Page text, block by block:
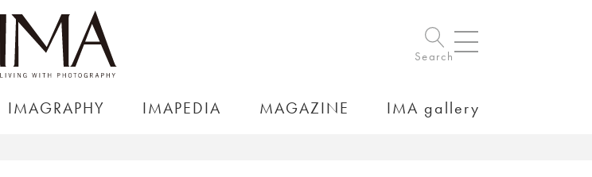
Search
IMAGRAPHY IMAPEDIA MAGAZINE IMA gallery